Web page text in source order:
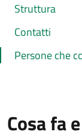
Struttura
Contatti
Persone che
Cosa fa